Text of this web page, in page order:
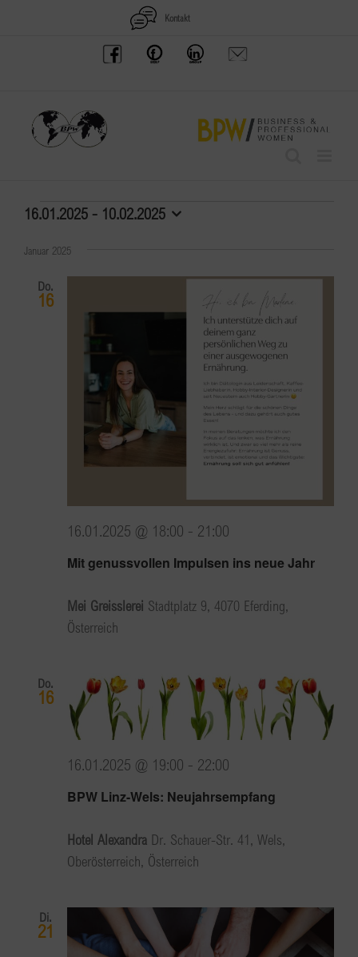
Kontakt
BPW
Austria
Offenes
Frauennetzwerk
BPW
Gruppe
Anfrage
schicken
Veranstaltungen
16.01.2025 - 10.02.2025
wählen.
Januar 2025
Do.
16
Mit genussvollen Impulsen ins neue Jahr
16.01.2025 @ 18:00 - 21:00
Mei Greisslerei Stadtplatz 9, 4070 Eferding,
Österreich
Do.
16
BPW Linz-Wels: Neujahrsempfang
16.01.2025 @ 19:00 - 22:00
Hotel Alexandra Dr. Schauer-Str. 41, Wels,
Oberösterreich, Österreich
Di.
21